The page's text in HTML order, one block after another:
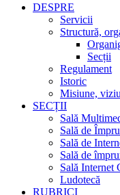
DESPRE
Servicii
Structură,
Secții
Regulament
Istoric
Misiune,
SECȚII
Sală
Sală de
Sală de
Sală de
Sală Internet
Ludotecă
RUBRICI